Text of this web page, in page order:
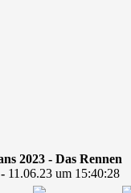
2023 - Das Rennen
11.06.23 um 15:40:28